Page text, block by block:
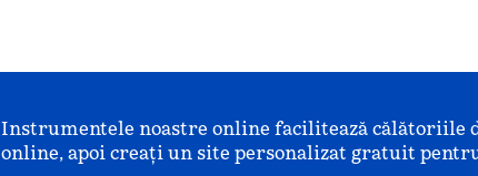
Instrumentele noastre online facilitează călătoriile
online, apoi creați un site personalizat gratuit